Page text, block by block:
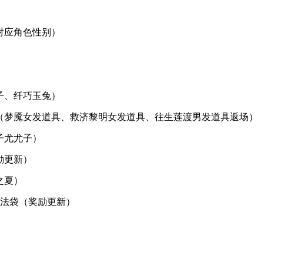
角色性别）
纤巧玉兔）
魇女发道具、救济黎明女发道具、往生莲渡男发道具返场）
尤子）
新）
）
袋（奖励更新）